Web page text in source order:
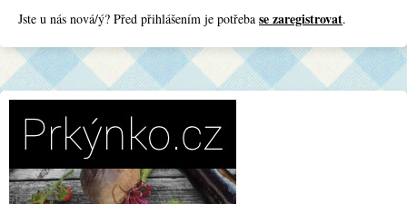
Jste u nás nová/ý? Před přihlášením je potřeba se zaregistrovat.